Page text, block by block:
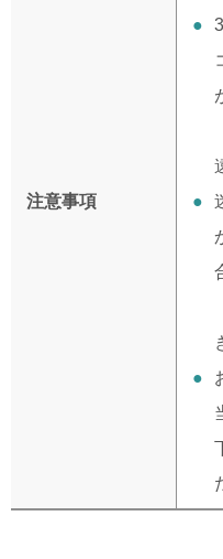
注意事項